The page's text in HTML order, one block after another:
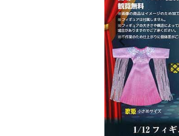
景品・玩具・文具
販促用カプセルトイ